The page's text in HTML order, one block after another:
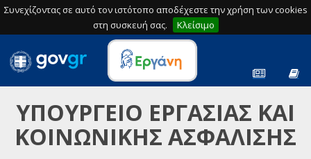
Συνεχίζοντας σε αυτό τον ιστότοπο αποδέχεστε την χρήση των cookies
στη συσκευή σας.
Κλείσιμο
ΥΠΟΥΡΓΕΙΟ ΕΡΓΑΣΙΑΣ ΚΑΙ
ΚΟΙΝΩΝΙΚΗΣ ΑΣΦΑΛΙΣΗΣ